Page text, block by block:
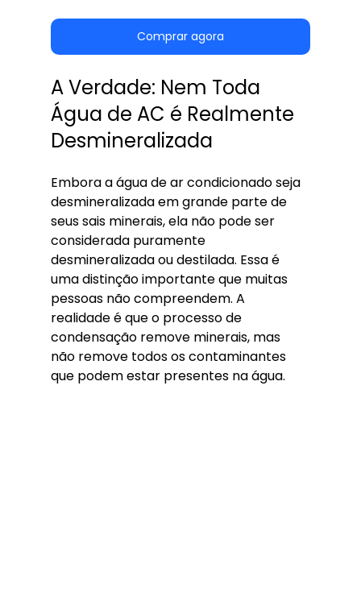
Comprar agora
A Verdade: Nem Toda
Água de AC é Realmente
Desmineralizada
Embora a água de ar condicionado seja
desmineralizada em grande parte de
seus sais minerais, ela não pode ser
considerada puramente
desmineralizada ou destilada. Essa é
uma distinção importante que muitas
pessoas não compreendem. A
realidade é que o processo de
condensação remove minerais, mas
não remove todos os contaminantes
que podem estar presentes na água.